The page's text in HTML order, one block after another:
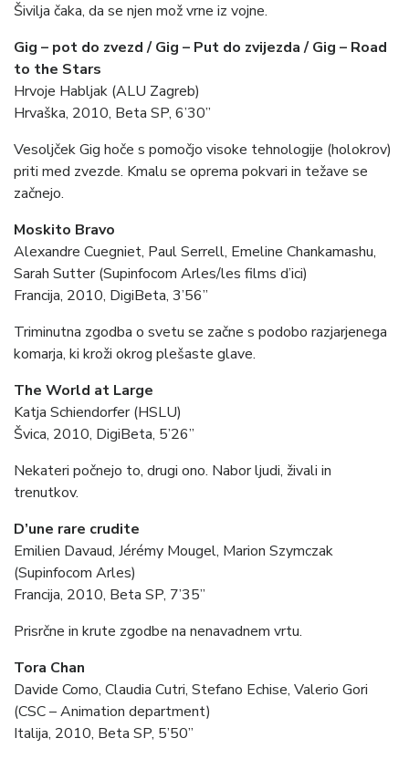
Šivilja čaka, da se njen mož vrne iz vojne.
Gig – pot do zvezd / Gig – Put do zvijezda / Gig – Road
to the Stars
Hrvoje Habljak (ALU Zagreb)
Hrvaška, 2010, Beta SP, 6’30’’
Vesoljček Gig hoče s pomočjo visoke tehnologije (holokrov)
priti med zvezde. Kmalu se oprema pokvari in težave se
začnejo.
Moskito Bravo
Alexandre Cuegniet, Paul Serrell, Emeline Chankamashu,
Sarah Sutter (Supinfocom Arles/les films d’ici)
Francija, 2010, DigiBeta, 3’56”
Triminutna zgodba o svetu se začne s podobo razjarjenega
komarja, ki kroži okrog plešaste glave.
The World at Large
Katja Schiendorfer (HSLU)
Švica, 2010, DigiBeta, 5’26’’
Nekateri počnejo to, drugi ono. Nabor ljudi, živali in
trenutkov.
D’une rare crudite
Emilien Davaud, Jérémy Mougel, Marion Szymczak
(Supinfocom Arles)
Francija, 2010, Beta SP, 7’35”
Prisrčne in krute zgodbe na nenavadnem vrtu.
Tora Chan
Davide Como, Claudia Cutri, Stefano Echise, Valerio Gori
(CSC – Animation department)
Italija, 2010, Beta SP, 5’50’’